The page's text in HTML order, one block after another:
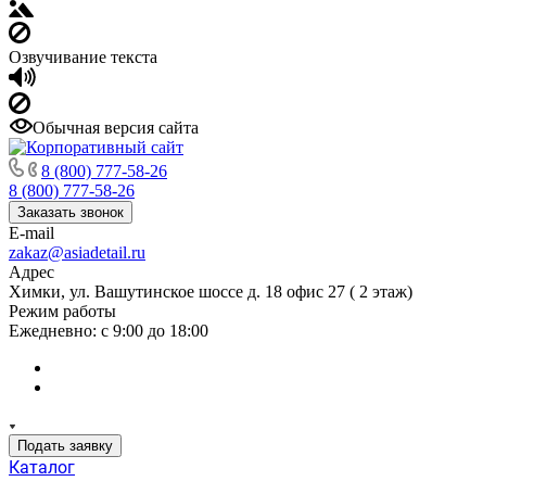
Озвучивание текста
Обычная версия сайта
8 (800) 777-58-26
8 (800) 777-58-26
Заказать звонок
E-mail
zakaz@asiadetail.ru
Адрес
Химки, ул. Вашутинское шоссе д. 18 офис 27 ( 2 этаж)
Режим работы
Ежедневно: с 9:00 до 18:00
Подать заявку
Каталог